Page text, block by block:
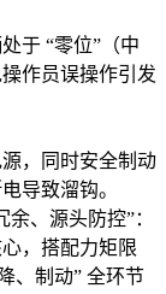
于 “零位”（中
作员误操作引发
，同时安全制动
导致溜钩。
、源头防控”：
，搭配力矩限
、制动” 全环节